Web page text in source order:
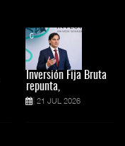
Inversión Fija Bruta
repunta,
21 JUL 2026